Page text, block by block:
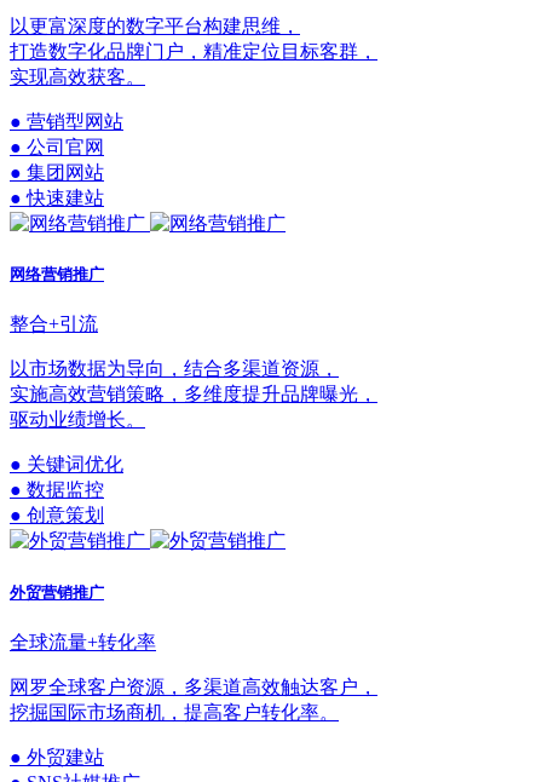
以更富深度的数字平台构建思维，
打造数字化品牌门户，精准定位目标客群，
实现高效获客。
● 营销型网站
● 公司官网
● 集团网站
● 快速建站
网络营销推广
整合+引流
以市场数据为导向，结合多渠道资源，
实施高效营销策略，多维度提升品牌曝光，
驱动业绩增长。
● 关键词优化
● 数据监控
● 创意策划
外贸营销推广
全球流量+转化率
网罗全球客户资源，多渠道高效触达客户，
挖掘国际市场商机，提高客户转化率。
● 外贸建站